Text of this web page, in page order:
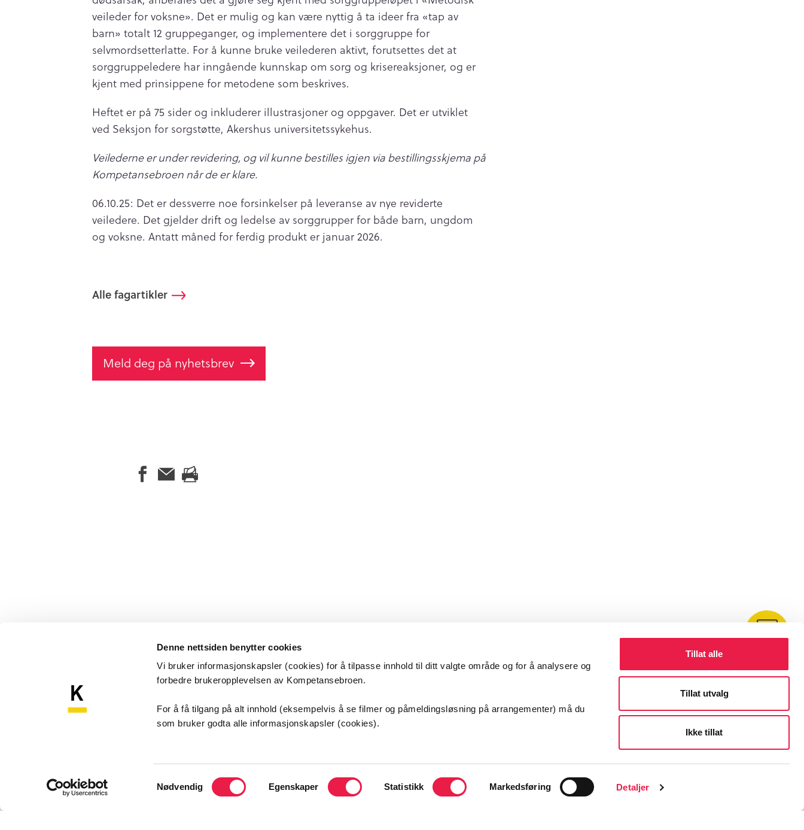
Denne nettsiden benytter cookies
Vi bruker informasjonskapsler (cookies) for å tilpasse innhold til ditt valgte område og for å analysere og
forbedre brukeropplevelsen av Kompetansebroen.
For å få tilgang på alt innhold (eksempelvis å se filmer og påmeldingsløsning på arrangementer) må du
som bruker godta alle informasjonskapsler (cookies).
Samtykkevalg
Nødvendig Egenskaper Statistikk Markedsføring Detaljer
Tillat alle
Tillat utvalg
Ikke tillat
veileder for voksne». Det er mulig og kan være nyttig å ta ideer fra «tap av
barn» totalt 12 gruppeganger, og implementere det i sorggruppe for
selvmordsetterlatte. For å kunne bruke veilederen aktivt, forutsettes det at
sorggruppeledere har inngående kunnskap om sorg og krisereaksjoner, og er
kjent med prinsippene for metodene som beskrives.
Heftet er på 75 sider og inkluderer illustrasjoner og oppgaver. Det er utviklet
ved Seksjon for sorgstøtte, Akershus universitetssykehus.
Veilederne er under revidering, og vil kunne bestilles igjen via bestillingsskjema på
Kompetansebroen når de er klare.
06.10.25: Det er dessverre noe forsinkelser på leveranse av nye reviderte
veiledere. Det gjelder drift og ledelse av sorggrupper for både barn, ungdom
og voksne. Antatt måned for ferdig produkt er januar 2026.
Alle fagartikler
Meld deg på nyhetsbrev
Kompetansebroen Kompetansebroen
Akershus universitetssykehus HF
1478 Nordbyhagen
Kontakt